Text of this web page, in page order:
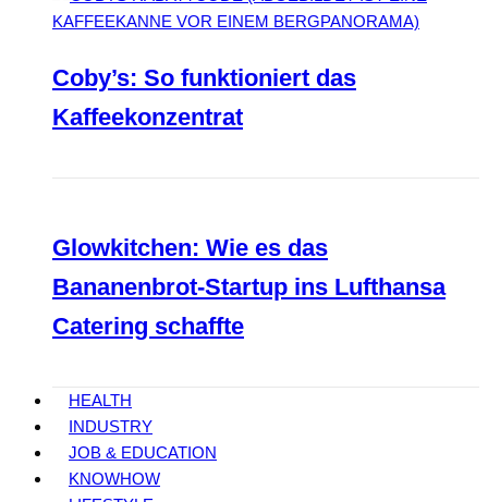
Coby’s: So funktioniert das
Kaffeekonzentrat
Glowkitchen: Wie es das
Bananenbrot-Startup ins Lufthansa
Catering schaffte
HEALTH
INDUSTRY
JOB & EDUCATION
KNOWHOW